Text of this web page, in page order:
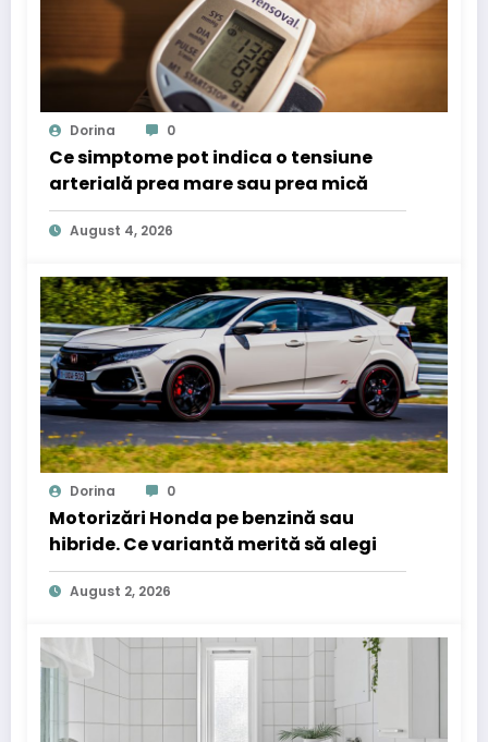
Dorina 0
Ce simptome pot indica o tensiune
arterială prea mare sau prea mică
August 4, 2026
Dorina 0
Motorizări Honda pe benzină sau
hibride. Ce variantă merită să alegi
August 2, 2026